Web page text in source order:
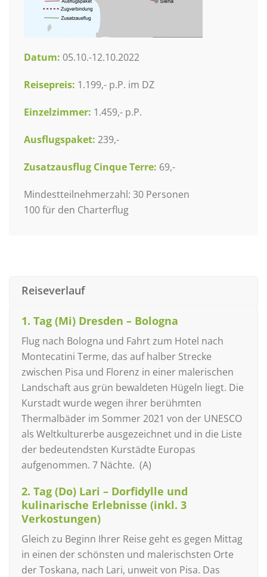
Datum: 05.10.-12.10.2022
Reisepreis: 1.199,- p.P. im DZ
Einzelzimmer: 1.459,- p.P.
Ausflugspaket: 239,-
Zusatzausflug Cinque Terre: 69,-
Mindestteilnehmerzahl: 30 Personen
100 für den Charterflug
Reiseverlauf
1. Tag (Mi) Dresden – Bologna
Flug nach Bologna und Fahrt zum Hotel nach
Montecatini Terme, das auf halber Strecke
zwischen Pisa und Florenz in einer malerischen
Landschaft aus grün bewaldeten Hügeln liegt. Die
Kurstadt wurde wegen ihrer berühmten
Thermalbäder im Sommer 2021 von der UNESCO
als Weltkulturerbe ausgezeichnet und in die Liste
der bedeutendsten Kurstädte Europas
aufgenommen. 7 Nächte. (A)
2. Tag (Do) Lari – Dorfidylle und
kulinarische Erlebnisse (inkl. 3
Verkostungen)
Gleich zu Beginn Ihrer Reise geht es gegen Mittag
in einen der schönsten und malerischsten Orte
der Toskana, nach Lari, unweit von Pisa. Das